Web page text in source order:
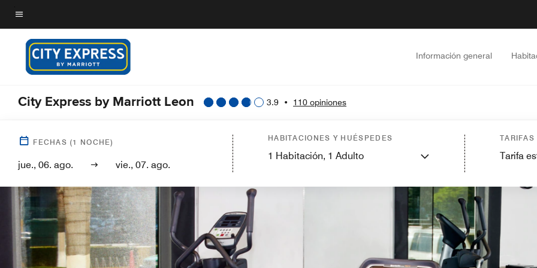
Skip
to
main
content
Texto del menú
Información general
City Express by Marriott Leon 3.9 • 110 opiniones
FECHAS (1 NOCHE)
jue., 06. ago. vie., 07. ago.
HABITACIONES Y HUÉSPEDES
1 Habitación, 1 Adulto Tarifa